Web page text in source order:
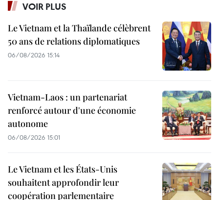
VOIR PLUS
Le Vietnam et la Thaïlande célèbrent
50 ans de relations diplomatiques
06/08/2026 15:14
Vietnam-Laos : un partenariat
renforcé autour d'une économie
autonome
06/08/2026 15:01
Le Vietnam et les États-Unis
souhaitent approfondir leur
coopération parlementaire